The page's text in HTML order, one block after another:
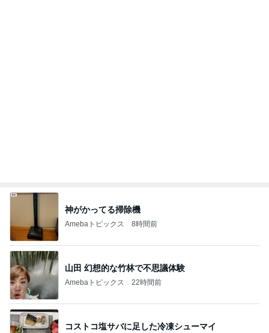
神がかってる掃除機
Amebaトピックス 8時間前
山田 幻想的な竹林で不思議体験
Amebaトピックス 22時間前
コストコ塩サバに足した冷凍シューマイ